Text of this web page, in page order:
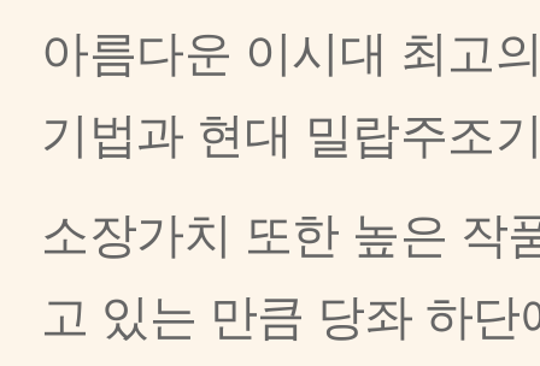
아름다운 이시대 최고
기법과 현대 밀랍주조
소장가치 또한 높은 작
고 있는 만큼 당좌 하